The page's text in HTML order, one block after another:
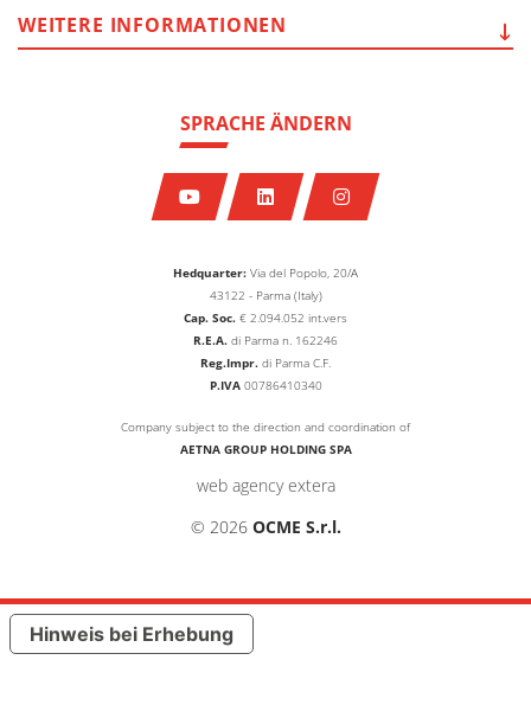
Hedquarter: Via del Popolo, 20/A
43122 - Parma (Italy)
Cap. Soc. € 2.094.052 int.vers
R.E.A. di Parma n. 162246
Reg.Impr. di Parma C.F.
P.IVA00786410340
Company subject to the direction and coordination of
AETNA GROUP HOLDING SPA
web agency extera
© 2026 OCME S.r.l.
SPRACHE ÄNDERN
WEITERE INFORMATIONEN
Hinweis bei Erhebung